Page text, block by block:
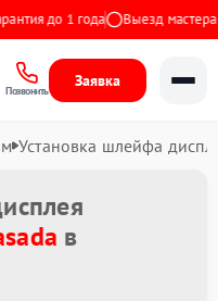
до 1 года Выезд мастера
Позвонить
Заявка
Установка шлейфа
в